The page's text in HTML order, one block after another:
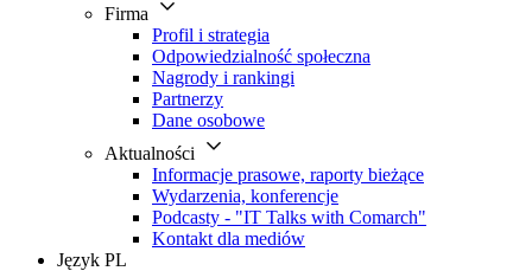
Firma
Profil i strategia
Odpowiedzialność społeczna
Nagrody i rankingi
Partnerzy
Dane osobowe
Aktualności
Informacje prasowe, raporty bieżące
Wydarzenia, konferencje
Podcasty - "IT Talks with Comarch"
Kontakt dla mediów
Język PL